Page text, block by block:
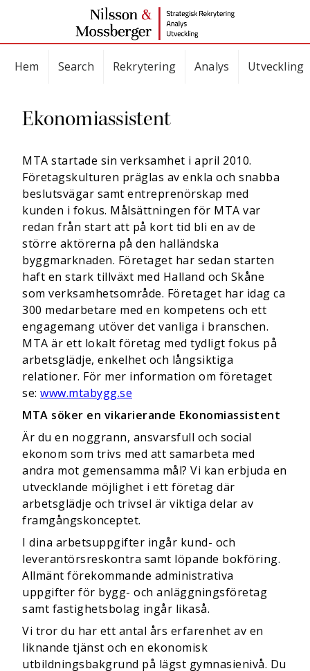
Hem Search Rekrytering Analys Utveckling
Ekonomiassistent
MTA startade sin verksamhet i april 2010.
Företagskulturen präglas av enkla och snabba
beslutsvägar samt entreprenörskap med
kunden i fokus. Målsättningen för MTA var
redan från start att på kort tid bli en av de
större aktörerna på den halländska
byggmarknaden. Företaget har sedan starten
haft en stark tillväxt med Halland och Skåne
som verksamhetsområde. Företaget har idag ca
300 medarbetare med en kompetens och ett
engagemang utöver det vanliga i branschen.
MTA är ett lokalt företag med tydligt fokus på
arbetsglädje, enkelhet och långsiktiga
relationer. För mer information om företaget
se: www.mtabygg.se
MTA söker en vikarierande Ekonomiassistent
Är du en noggrann, ansvarsfull och social
ekonom som trivs med att samarbeta med
andra mot gemensamma mål? Vi kan erbjuda en
utvecklande möjlighet i ett företag där
arbetsglädje och trivsel är viktiga delar av
framgångskonceptet.
I dina arbetsuppgifter ingår kund- och
leverantörsreskontra samt löpande bokföring.
Allmänt förekommande administrativa
uppgifter för bygg- och anläggningsföretag
samt fastighetsbolag ingår likaså.
Vi tror du har ett antal års erfarenhet av en
liknande tjänst och en ekonomisk
utbildningsbakgrund på lägst gymnasienivå. Du